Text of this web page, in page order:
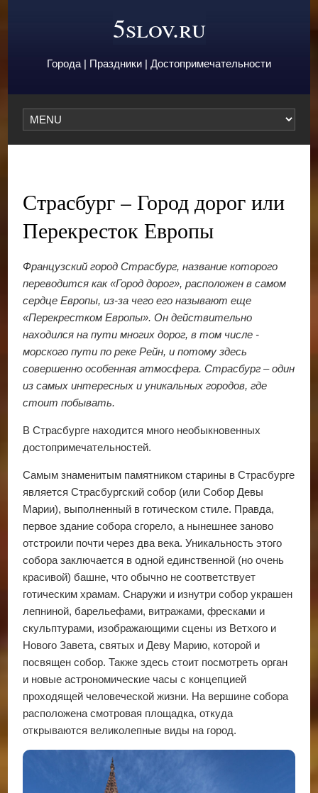
5slov.ru
Города | Праздники | Достопримечательности
Страсбург – Город дорог или
Перекресток Европы
Французский город Страсбург, название которого
переводится как «Город дорог», расположен в самом
сердце Европы, из-за чего его называют еще
«Перекрестком Европы». Он действительно
находился на пути многих дорог, в том числе -
морского пути по реке Рейн, и потому здесь
совершенно особенная атмосфера. Страсбург – один
из самых интересных и уникальных городов, где
стоит побывать.
В Страсбурге находится много необыкновенных
достопримечательностей.
Самым знаменитым памятником старины в Страсбурге
является Страсбургский собор (или Собор Девы
Марии), выполненный в готическом стиле. Правда,
первое здание собора сгорело, а нынешнее заново
отстроили почти через два века. Уникальность этого
собора заключается в одной единственной (но очень
красивой) башне, что обычно не соответствует
готическим храмам. Снаружи и изнутри собор украшен
лепниной, барельефами, витражами, фресками и
скульптурами, изображающими сцены из Ветхого и
Нового Завета, святых и Деву Марию, которой и
посвящен собор. Также здесь стоит посмотреть орган
и новые астрономические часы с концепцией
проходящей человеческой жизни. На вершине собора
расположена смотровая площадка, откуда
открываются великолепные виды на город.